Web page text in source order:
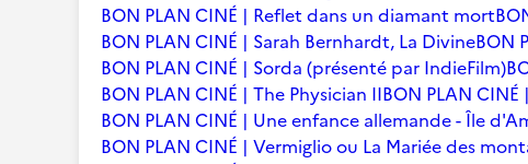
BON PLAN CINÉ | Reflet dans un diamant mort
BON PLAN CINÉ | Sarah Bernhardt, La DivineBON
BON PLAN CINÉ | Sorda (présenté par IndieFilm)
BON PLAN CINÉ | The Physician IIBON PLAN
BON PLAN CINÉ | Une enfance allemande - Île
BON PLAN CINÉ | Vermiglio ou La Mariée des